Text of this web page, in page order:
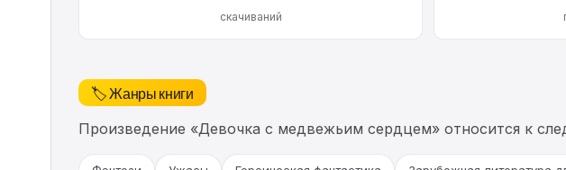
скачиваний
🏷️ Жанры книги
Произведение «Девочка с медвежьим сердцем» относится к